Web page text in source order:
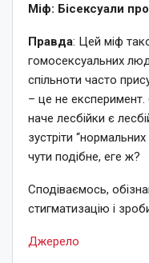
Міф: Бісексуали
Правда: Цей міф
гомосексуальних
спільноти часто
– це не
наче лесбійки є
зустріти
чути подібне, еге ж?
Сподіваємось,
стигматизацію і
Джерело